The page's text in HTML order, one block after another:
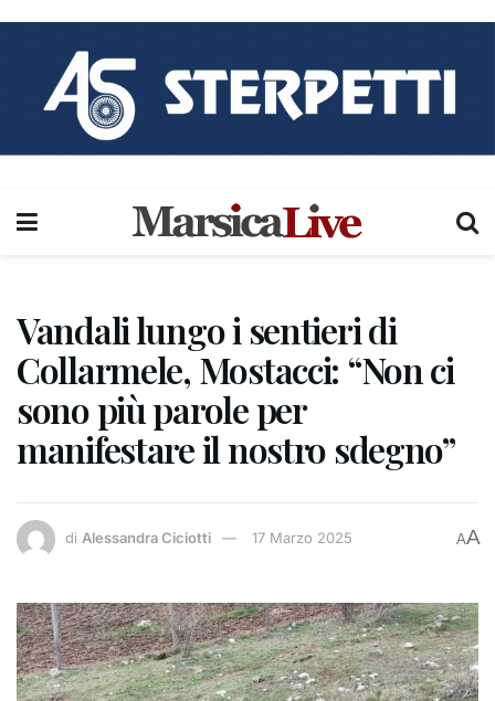
Vandali lungo i sentieri di
Collarmele, Mostacci: “Non ci
sono più parole per
manifestare il nostro sdegno”
di Alessandra Ciciotti 17 Marzo 2025 AA